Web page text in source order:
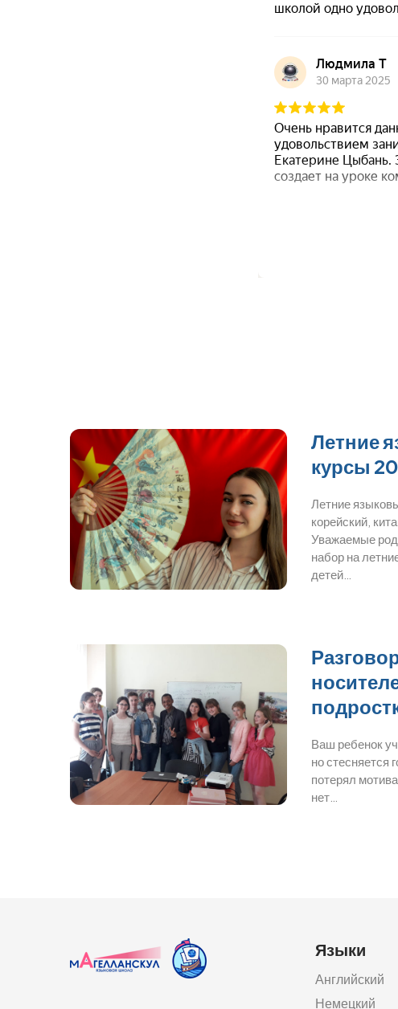
Летние
курсы
Летние
корейский,
Уважаемые
набор на
детей…
Ваш ребенок
но стесняется
потерял
нет…
Языки
Английский
Немецкий